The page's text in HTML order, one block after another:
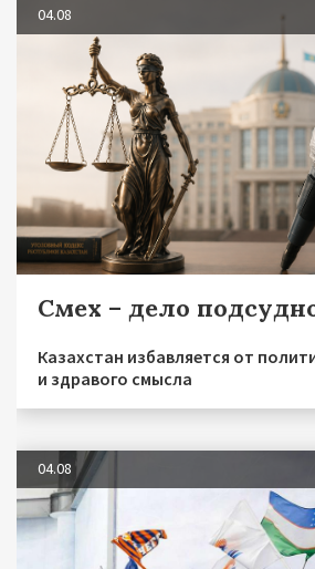
04.08
Смех – дело
Казахстан избавляется от
и здравого смысла
04.08